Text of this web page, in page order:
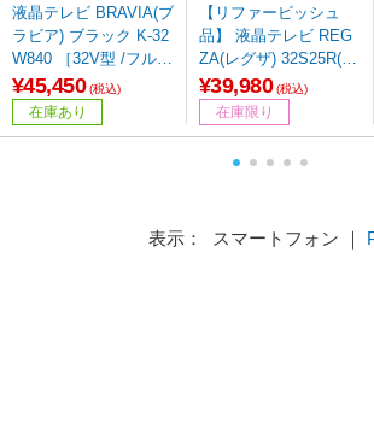
液晶テレビ BRAVIA(ブ
ラビア) ブラック K-32
W840 ［32V型 /フルハ
イビジョン］
¥45,450 (税込)
在庫あり
【リファービッシュ
品】 液晶テレビ REG
ZA(レグザ) 32S25R(R)
［32V型 /ハイビジョ
ン］
¥39,980 (税込)
在庫限り
表示： スマートフォン ｜